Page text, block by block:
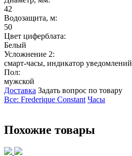
42
Водозащита, м:
50
Цвет циферблата:
Белый
Усложнение 2:
смарт-часы, индикатор уведомлений
Пол:
мужской
Доставка Задать вопрос по товару
Все: Frederique Constant Часы
Похожие товары